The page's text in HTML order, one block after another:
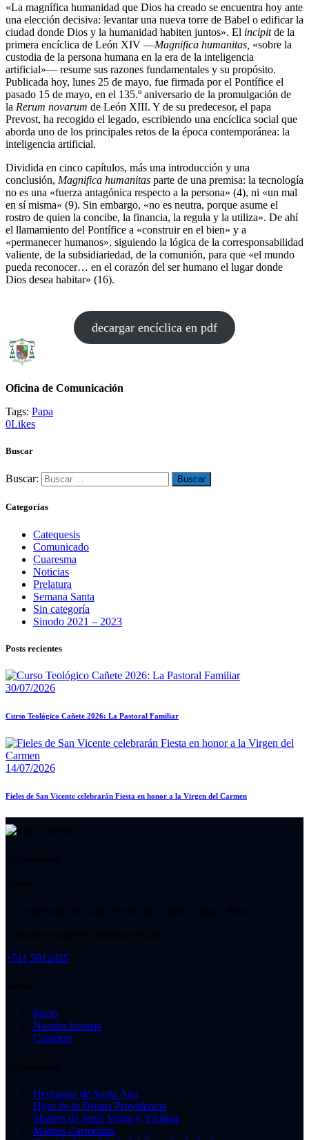
«La magnífica humanidad que Dios ha creado se encuentra hoy ante
una elección decisiva: levantar una nueva torre de Babel o edificar la
ciudad donde Dios y la humanidad habiten juntos». El incipitde la
primera encíclica de León XIV —Magnifica humanitas, «sobre la
custodia de la persona humana en la era de la inteligencia
artificial»— resume sus razones fundamentales y su propósito.
Publicada hoy, lunes 25 de mayo, fue firmada por el Pontífice el
pasado 15 de mayo, en el 135.º aniversario de la promulgación de
la Rerum novarum de León XIII. Y de su predecesor, el papa
Prevost, ha recogido el legado, escribiendo una encíclica social que
aborda uno de los principales retos de la época contemporánea: la
inteligencia artificial.
Dividida en cinco capítulos, más una introducción y una
conclusión, Magnifica humanitas parte de una premisa: la tecnología
no es una «fuerza antagónica respecto a la persona» (4), ni «un mal
en sí misma» (9). Sin embargo, «no es neutra, porque asume el
rostro de quien la concibe, la financia, la regula y la utiliza». De ahí
el llamamiento del Pontífice a «construir en el bien» y a
«permanecer humanos», siguiendo la lógica de la corresponsabilidad
valiente, de la subsidiariedad, de la comunión, para que «el mundo
pueda reconocer… en el corazón del ser humano el lugar donde
Dios desea habitar» (16).
decargar encíclica en pdf
Oficina de Comunicación
Tags: Papa
0Likes
Buscar
Buscar:
Categorías
Catequesis
Comunicado
Cuaresma
Noticias
Prelatura
Semana Santa
Sin categoría
Sinodo 2021 – 2023
Posts recientes
30/07/2026
Curso Teológico Cañete 2026: La Pastoral Familiar
14/07/2026
Fieles de San Vicente celebrarán Fiesta en honor a la Virgen del Carmen
+511 5812425
Inicio
Nuestra historia
Contacto
Hermanas de Santa Ana
Hijas de la Divina Providencia
Madres de Jesús Verbo y Víctima
Madres Carmelitas